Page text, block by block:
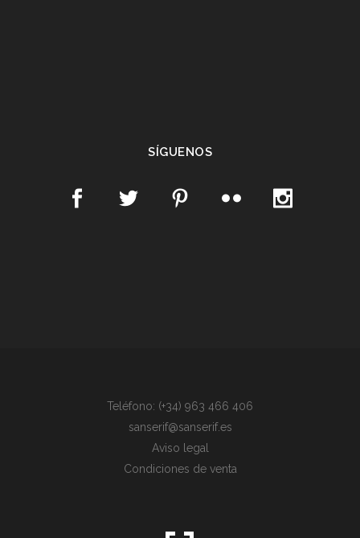
SÍGUENOS
Teléfono: (+34) 963 466 406
sanserif@sanserif.es
Aviso legal
Condiciones de venta